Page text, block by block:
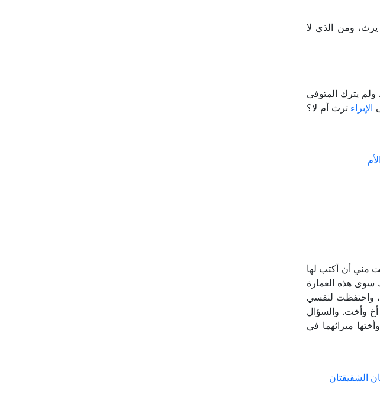
يرث، ومن الذي لا
ولم يترك المتوفى
الإبراء ترث أم لا؟
مني أن أكتب لها
سوى هذه العمارة
واحتفظت لنفسي
أخ وأخت. والسؤال
ميراثهما في
الشقيقتان